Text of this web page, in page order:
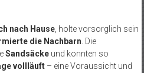
nach Hause, holte vorsorglich sein
die Nachbarn. Die
Sandsäckeund konnten so
vollläuft– eine Voraussicht und